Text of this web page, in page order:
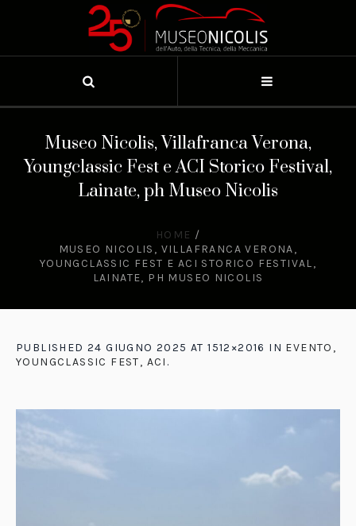
Museo Nicolis, Villafranca Verona,
Youngclassic Fest e ACI Storico Festival,
Lainate, ph Museo Nicolis
HOME /
MUSEO NICOLIS, VILLAFRANCA VERONA,
YOUNGCLASSIC FEST E ACI STORICO FESTIVAL,
LAINATE, PH MUSEO NICOLIS
PUBLISHED 24 GIUGNO 2025 AT 1512×2016 IN EVENTO,
YOUNGCLASSIC FEST, ACI .